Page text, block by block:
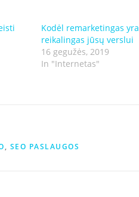
Kodėl remarketingas yra
reikalingas jūsų verslui
16 gegužės, 2019
In "Internetas"
, SEO PASLAUGOS